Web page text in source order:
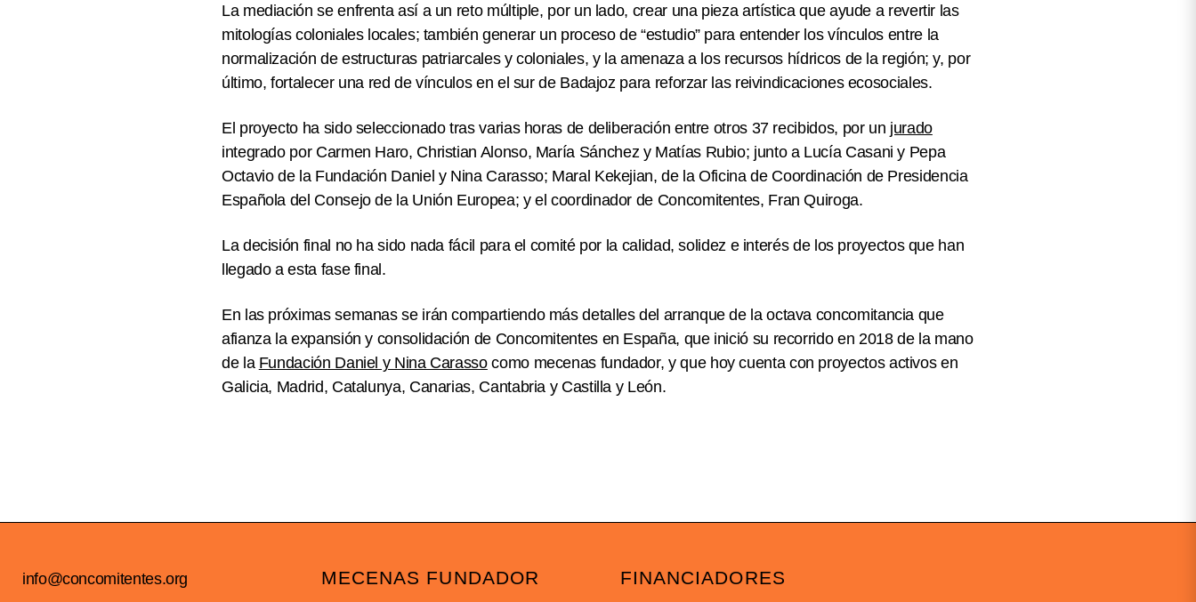
La mediación se enfrenta así a un reto múltiple, por un lado, crear una pieza artística que ayude a revertir las
mitologías coloniales locales; también generar un proceso de “estudio” para entender los vínculos entre la
normalización de estructuras patriarcales y coloniales, y la amenaza a los recursos hídricos de la región; y, por
último, fortalecer una red de vínculos en el sur de Badajoz para reforzar las reivindicaciones ecosociales.
El proyecto ha sido seleccionado tras varias horas de deliberación entre otros 37 recibidos, por un jurado
integrado por Carmen Haro, Christian Alonso, María Sánchezy Matías Rubio; junto a Lucía Casani y Pepa
Octaviode la Fundación Daniel y Nina Carasso; Maral Kekejian, de la Oficina de Coordinación de Presidencia
Española del Consejo de la Unión Europea; y el coordinador de Concomitentes, Fran Quiroga.
La decisión final no ha sido nada fácil para el comité por la calidad, solidez e interés de los proyectos que han
llegado a esta fase final.
En las próximas semanas se irán compartiendo más detalles del arranque de la octava concomitancia que
afianza la expansión y consolidación de Concomitentes en España, que inició su recorrido en 2018 de la mano
de la Fundación Daniel y Nina Carassocomo mecenas fundador, y que hoy cuenta con proyectos activos en
Galicia, Madrid, Catalunya, Canarias, Cantabria y Castilla y León.
info@concomitentes.org MECENAS FUNDADOR FINANCIADORES